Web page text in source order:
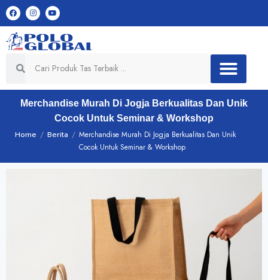
Merchandise Murah Di Jogja Berkualitas Dan Unik
Cocok Untuk Seminar & Workshop
Home / Berita / Merchandise Murah Di Jogja Berkualitas Dan Unik
Cocok Untuk Seminar & Workshop